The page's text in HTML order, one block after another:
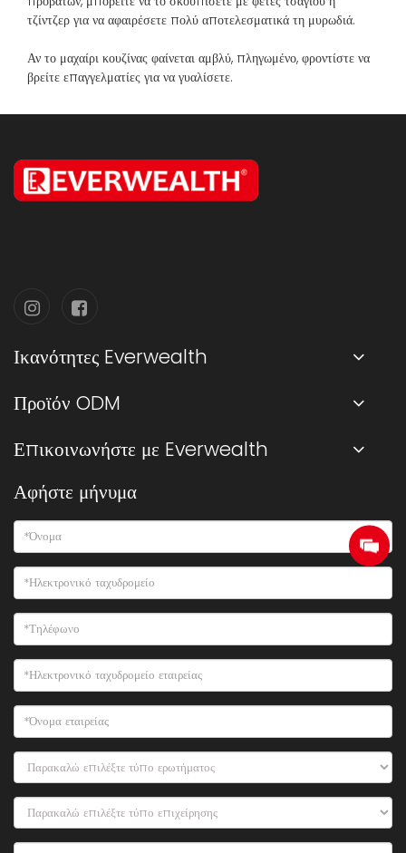
τζίντζερ για να αφαιρέσετε πολύ αποτελεσματικά τη μυρωδιά.
Αν το μαχαίρι κουζίνας φαίνεται αμβλύ, πληγωμένο, φροντίστε να
βρείτε επαγγελματίες για να γυαλίσετε.
Ικανότητες Everwealth
Προϊόν ODM
Επικοινωνήστε με Everwealth
Αφήστε μήνυμα